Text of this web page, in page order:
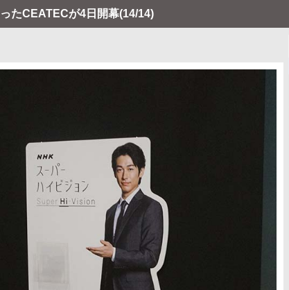
たCEATECが4日開幕(14/14)